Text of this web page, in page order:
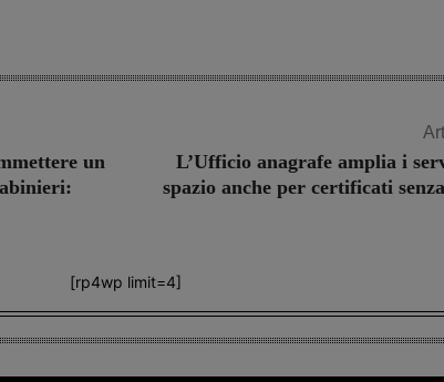
un
L’Ufficio anagrafe amplia i
spazio anche per certificati
[rp4wp limit=4]